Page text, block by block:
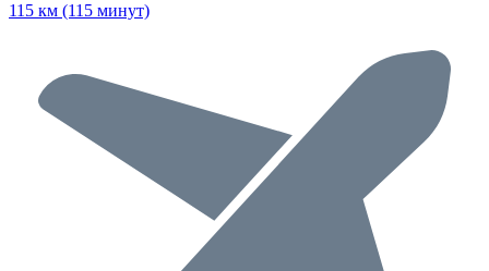
115 км (115 минут)